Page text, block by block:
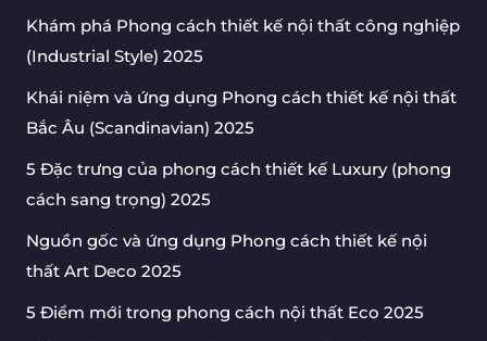
Khám phá Phong cách thiết kế nội thất công nghiệp
(Industrial Style) 2025
Khái niệm và ứng dụng Phong cách thiết kế nội thất
Bắc Âu (Scandinavian) 2025
5 Đặc trưng của phong cách thiết kế Luxury (phong
cách sang trọng) 2025
Nguồn gốc và ứng dụng Phong cách thiết kế nội
thất Art Deco 2025
5 Điểm mới trong phong cách nội thất Eco 2025